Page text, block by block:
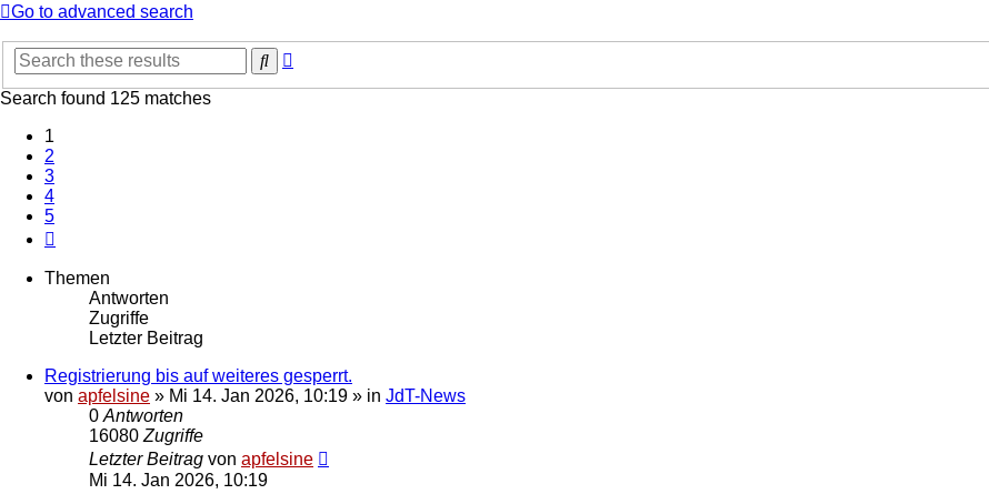
Go to advanced search
Suche
Search found 125 matches
1
2
3
4
5
Themen
Antworten
Zugriffe
Letzter Beitrag
Registrierung bis auf weiteres gesperrt.
von apfelsine » Mi 14. Jan 2026, 10:19 » in JdT-News
0Antworten
16080Zugriffe
Letzter Beitrag von apfelsine
Mi 14. Jan 2026, 10:19